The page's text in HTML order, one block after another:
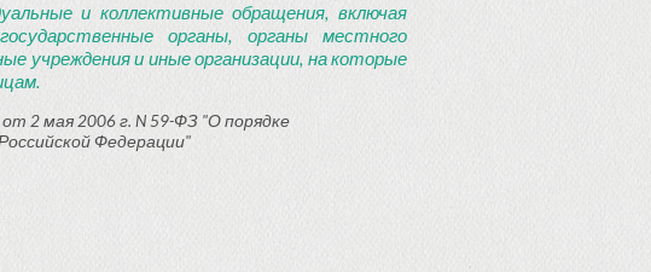
и коллективные обращения, включая
органы, органы местного
учреждения и иные организации, на которые
2 мая 2006 г. N 59-ФЗ "О порядке
Федерации"